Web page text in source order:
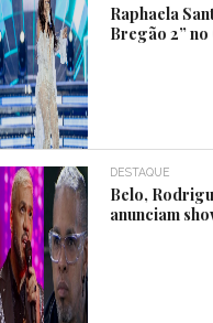
Raphaela
Bregão 2”
DESTAQUE
Belo,
anunciam